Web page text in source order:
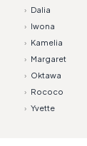
› Dalia
› Iwona
› Kamelia
› Margaret
› Oktawa
› Rococo
› Yvette